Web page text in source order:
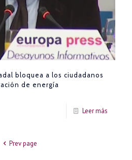
bloquea a los ciudadanos
de energía
Leer más
Prev page